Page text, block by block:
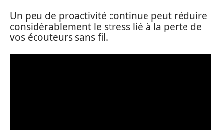
Un peu de proactivité continue peut réduire
considérablement le stress lié à la perte de
vos écouteurs sans fil.